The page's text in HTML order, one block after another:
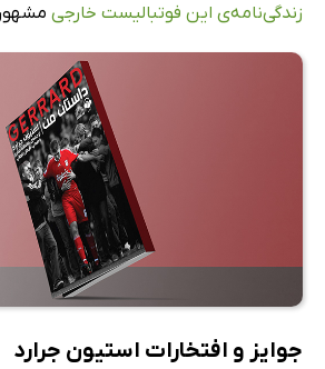
زندگی‌نامه‌ی این فوتبالیست خارجی
جوایز و افتخارات استیون جرارد